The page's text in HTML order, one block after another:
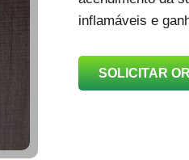
inflamáveis e
SOLICITAR